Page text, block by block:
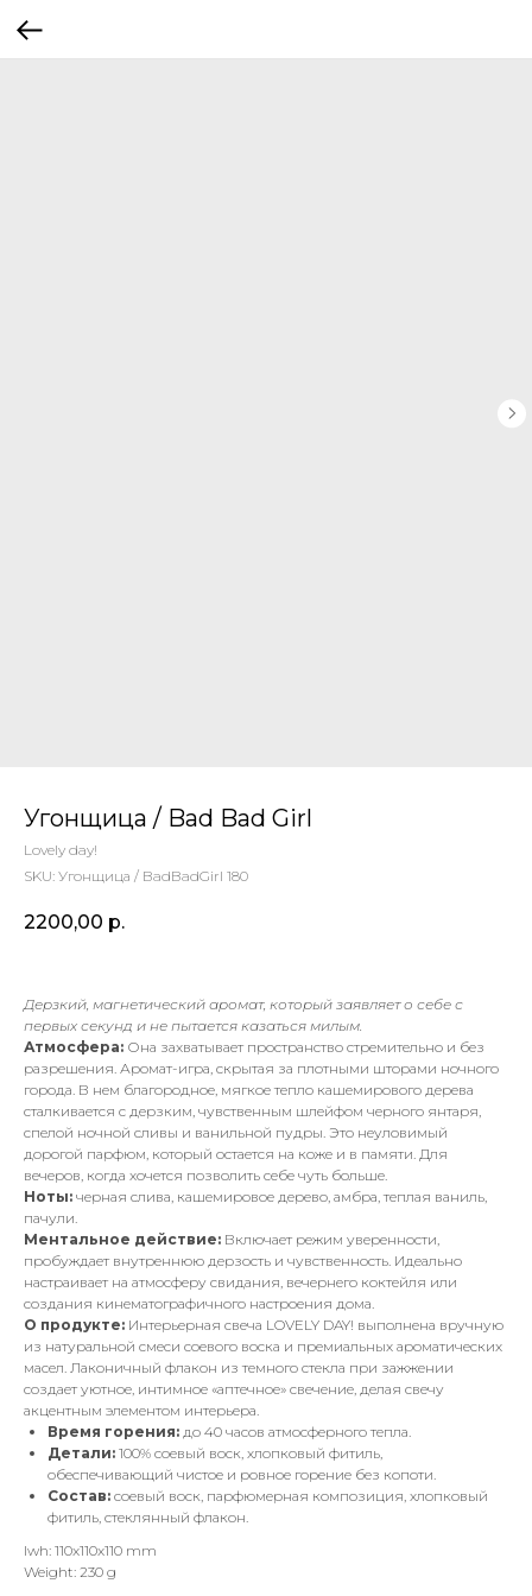
Угонщица / Bad Bad Girl
Lovely day!
SKU: Угонщица / BadBadGirl 180
2200,00 р.
Дерзкий, магнетический аромат, который заявляет о себе с
первых секунд и не пытается казаться милым.
Атмосфера: Она захватывает пространство стремительно и без
разрешения. Аромат-игра, скрытая за плотными шторами ночного
города. В нем благородное, мягкое тепло кашемирового дерева
сталкивается с дерзким, чувственным шлейфом черного янтаря,
спелой ночной сливы и ванильной пудры. Это неуловимый
дорогой парфюм, который остается на коже и в памяти. Для
вечеров, когда хочется позволить себе чуть больше.
Ноты: черная слива, кашемировое дерево, амбра, теплая ваниль,
пачули.
Ментальное действие: Включает режим уверенности,
пробуждает внутреннюю дерзость и чувственность. Идеально
настраивает на атмосферу свидания, вечернего коктейля или
создания кинематографичного настроения дома.
О продукте: Интерьерная свеча LOVELY DAY! выполнена вручную
из натуральной смеси соевого воска и премиальных ароматических
масел. Лаконичный флакон из темного стекла при зажжении
создает уютное, интимное «аптечное» свечение, делая свечу
акцентным элементом интерьера.
Время горения: до 40 часов атмосферного тепла.
Детали: 100% соевый воск, хлопковый фитиль,
обеспечивающий чистое и ровное горение без копоти.
Состав: соевый воск, парфюмерная композиция, хлопковый
фитиль, стеклянный флакон.
lwh: 110x110x110 mm
Weight: 230 g